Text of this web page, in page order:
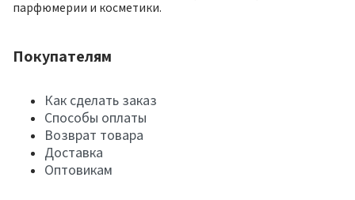
парфюмерии и косметики.
Покупателям
Как сделать заказ
Способы оплаты
Возврат товара
Доставка
Оптовикам